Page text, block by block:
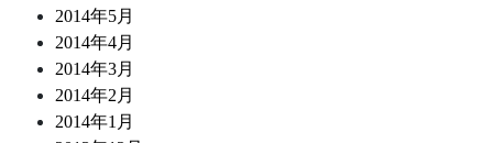
2014年5月
2014年4月
2014年3月
2014年2月
2014年1月